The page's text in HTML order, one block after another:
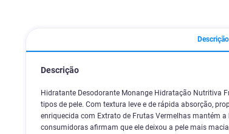
Descrição
Descrição
Hidratante Desodorante Monange Hidratação Nutritiva
tipos de pele. Com textura leve e de rápida absorção,
enriquecida com Extrato de Frutas Vermelhas mantém
consumidoras afirmam que ele deixou a pele mais